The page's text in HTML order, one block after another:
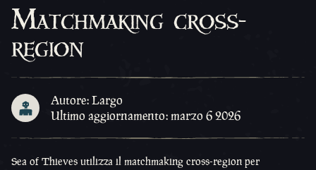
Matchmaking cross-
region
Autore: Largo
Ultimo aggiornamento: marzo 6 2026
Sea of Thieves utilizza il matchmaking cross-region per